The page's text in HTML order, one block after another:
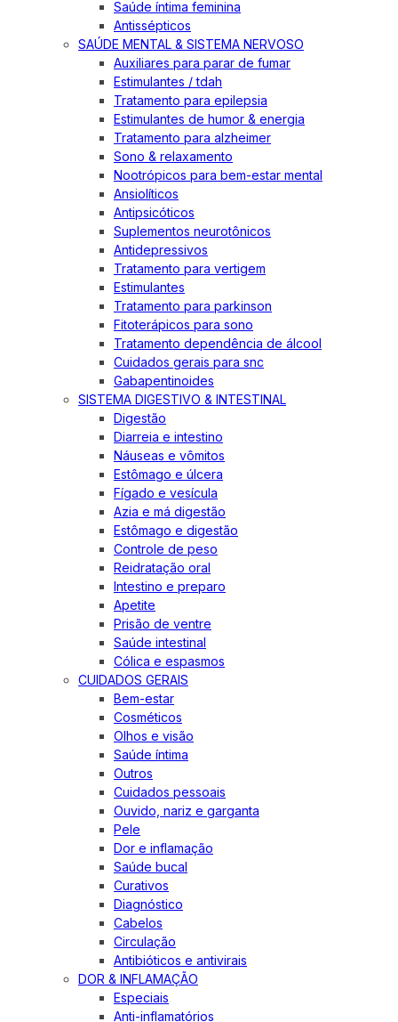
Saúde íntima feminina
Antissépticos
SAÚDE MENTAL & SISTEMA NERVOSO
Auxiliares para parar de fumar
Estimulantes / tdah
Tratamento para epilepsia
Estimulantes de humor & energia
Tratamento para alzheimer
Sono & relaxamento
Nootrópicos para bem-estar mental
Ansiolíticos
Antipsicóticos
Suplementos neurotônicos
Antidepressivos
Tratamento para vertigem
Estimulantes
Tratamento para parkinson
Fitoterápicos para sono
Tratamento dependência de álcool
Cuidados gerais para snc
Gabapentinoides
SISTEMA DIGESTIVO & INTESTINAL
Digestão
Diarreia e intestino
Náuseas e vômitos
Estômago e úlcera
Fígado e vesícula
Azia e má digestão
Estômago e digestão
Controle de peso
Reidratação oral
Intestino e preparo
Apetite
Prisão de ventre
Saúde intestinal
Cólica e espasmos
CUIDADOS GERAIS
Bem-estar
Cosméticos
Olhos e visão
Saúde íntima
Outros
Cuidados pessoais
Ouvido, nariz e garganta
Pele
Dor e inflamação
Saúde bucal
Curativos
Diagnóstico
Cabelos
Circulação
Antibióticos e antivirais
DOR & INFLAMAÇÃO
Especiais
Anti-inflamatórios